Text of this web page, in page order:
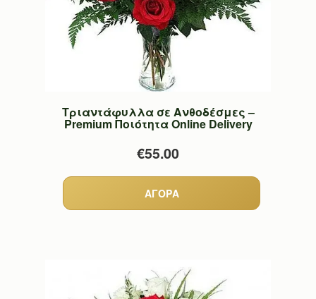
Τριαντάφυλλα σε Ανθοδέσμες –
Premium Ποιότητα Online Delivery
€55.00